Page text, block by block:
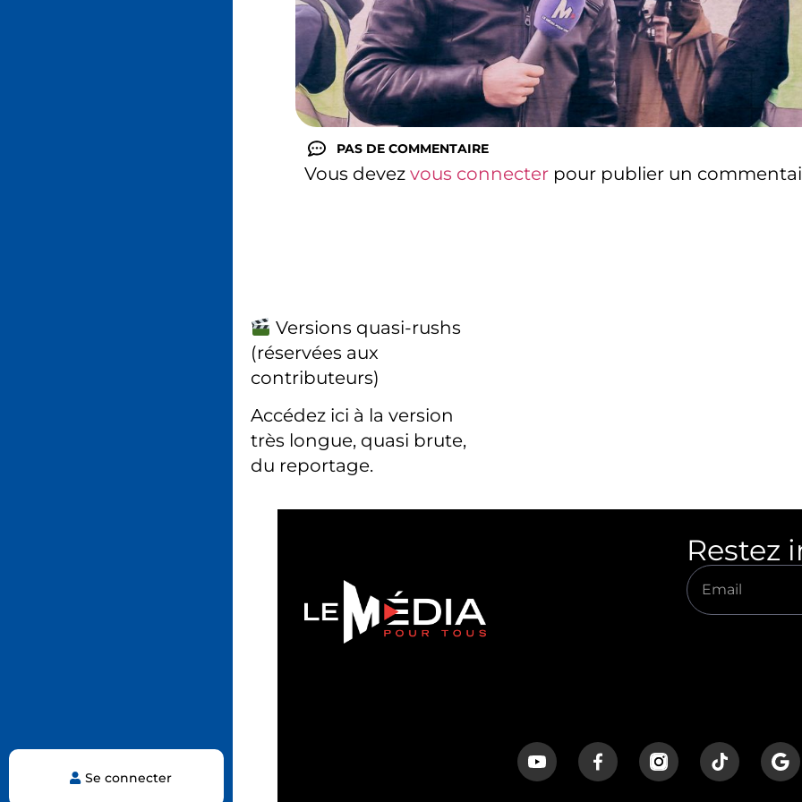
Se connecter
PAS DE COMMENTAIRE
Vous devez vous connecter pour publier un
Versions quasi-rushs
(réservées aux
contributeurs)
Accédez ici à la version
très longue, quasi brute,
du reportage.
Restez